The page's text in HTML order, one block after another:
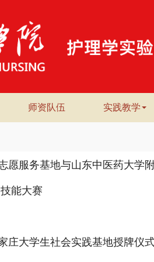
师资队伍 实践教学
愿服务基地与山东中医药大学
能大赛
庄大学生社会实践基地授牌仪